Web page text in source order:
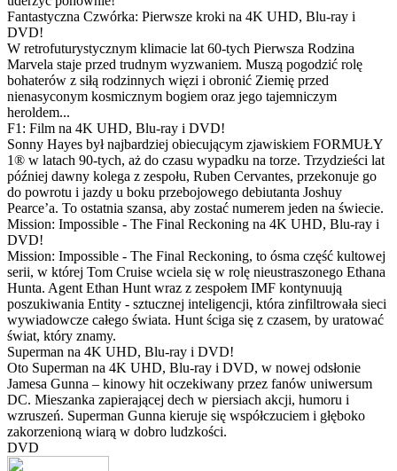
Fantastyczna Czwórka: Pierwsze kroki na 4K UHD, Blu-ray i
DVD!
W retrofuturystycznym klimacie lat 60-tych Pierwsza Rodzina
Marvela staje przed trudnym wyzwaniem. Muszą pogodzić rolę
bohaterów z siłą rodzinnych więzi i obronić Ziemię przed
nienasyconym kosmicznym bogiem oraz jego tajemniczym
heroldem...
F1: Film na 4K UHD, Blu-ray i DVD!
Sonny Hayes był najbardziej obiecującym zjawiskiem FORMUŁY
1® w latach 90-tych, aż do czasu wypadku na torze. Trzydzieści lat
później dawny kolega z zespołu, Ruben Cervantes, przekonuje go
do powrotu i jazdy u boku przebojowego debiutanta Joshuy
Pearce’a. To ostatnia szansa, aby zostać numerem jeden na świecie.
Mission: Impossible - The Final Reckoning na 4K UHD, Blu-ray i
DVD!
Mission: Impossible - The Final Reckoning, to ósma część kultowej
serii, w której Tom Cruise wciela się w rolę nieustraszonego Ethana
Hunta. Agent Ethan Hunt wraz z zespołem IMF kontynuują
poszukiwania Entity - sztucznej inteligencji, która zinfiltrowała sieci
wywiadowcze całego świata. Hunt ściga się z czasem, by uratować
świat, który znamy.
Superman na 4K UHD, Blu-ray i DVD!
Oto Superman na 4K UHD, Blu-ray i DVD, w nowej odsłonie
Jamesa Gunna – kinowy hit oczekiwany przez fanów uniwersum
DC. Mieszanka zapierającej dech w piersiach akcji, humoru i
wzruszeń. Superman Gunna kieruje się współczuciem i głęboko
zakorzenioną wiarą w dobro ludzkości.
DVD